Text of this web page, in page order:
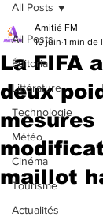
All Posts
Éditorial
Littérature
Technologie
Météo
Cinéma
Tourisme
Actualités
All Posts
La FIFA
deux
mesures
maillot
Amitié FM
10 juin 1 min de